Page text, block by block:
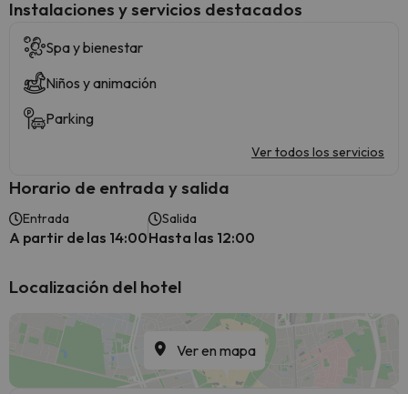
Instalaciones y servicios destacados
Spa y bienestar
Niños y animación
Parking
Ver todos los servicios
Horario de entrada y salida
Entrada
A partir de las 14:00
Salida
Hasta las 12:00
Localización del hotel
Ver en mapa